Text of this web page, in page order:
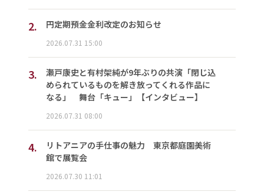
2. 円定期預金金利改定のお知らせ
2026.07.31 15:00
3.
瀬戸康史と有村架純が9年ぶりの共演「閉じ込
められているものを解き放ってくれる作品に
なる」 舞台「キュー」【インタビュー】
2026.07.31 08:00
4.
リトアニアの手仕事の魅力 東京都庭園美術
館で展覧会
2026.07.30 11:01